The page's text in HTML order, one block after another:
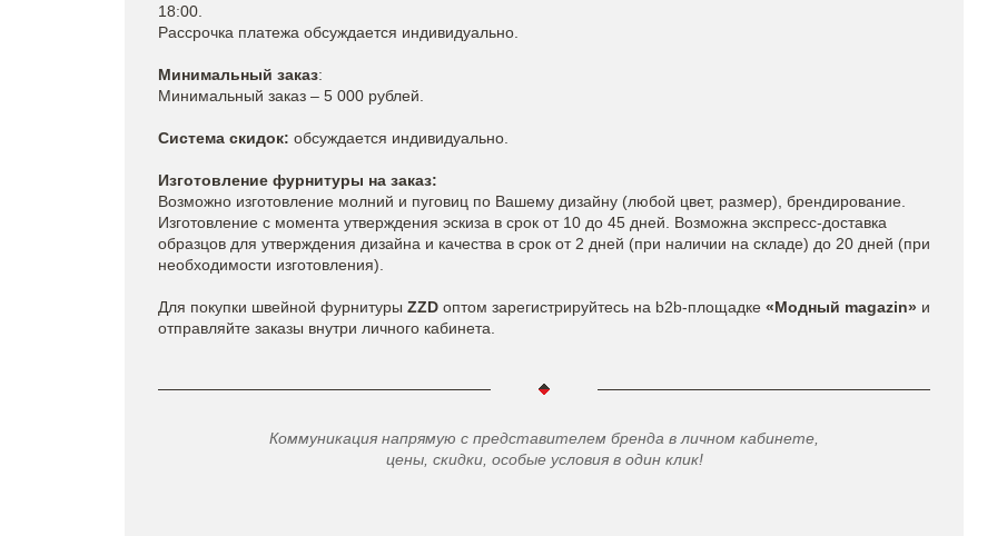
18:00.
Рассрочка платежа обсуждается индивидуально.
Минимальный заказ:
Минимальный заказ – 5 000 рублей.
Система скидок: обсуждается индивидуально.
Изготовление фурнитуры на заказ:
Возможно изготовление молний и пуговиц по Вашему дизайну (любой цвет, размер), брендирование.
Изготовление с момента утверждения эскиза в срок от 10 до 45 дней. Возможна экспресс-доставка
образцов для утверждения дизайна и качества в срок от 2 дней (при наличии на складе) до 20 дней (при
необходимости изготовления).
Для покупки швейной фурнитуры ZZD оптом зарегистрируйтесь на b2b-площадке «Модный magazin» и
отправляйте заказы внутри личного кабинета.
Коммуникация напрямую с представителем бренда в личном кабинете,
цены, скидки, особые условия в один клик!